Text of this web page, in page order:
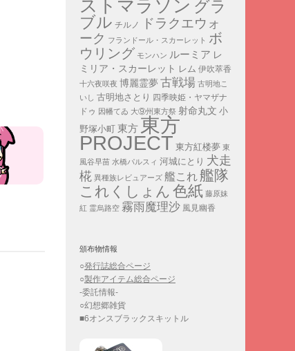
ストマラソン グラ
ブル チルノ
ドラクエウォ
ーク フランドール・スカーレット ボ
ウリング モンハン ルーミア レ
ミリア・スカーレット
レム 伊吹萃香
十六夜咲夜 博麗霊夢 古戦場 古明地こ
いし 古明地さとり 四季映姫・ヤマザナ
ドゥ 因幡てゐ 大⑨州東方祭 射命丸文 小
野塚小町 東方 東方
PROJECT 東方紅楼夢 東
風谷早苗 水橋パルスィ 河城にとり 犬走
椛 異種族レビュアーズ 艦これ艦隊
これくしょん 色紙 藤原妹
紅 霊烏路空 霧雨魔理沙 風見幽香
頒布物情報
○発行誌総合ページ
○製作アイテム総合ページ
-委託情報-
○幻想郷雑貨
■6オンスブラックスキットル